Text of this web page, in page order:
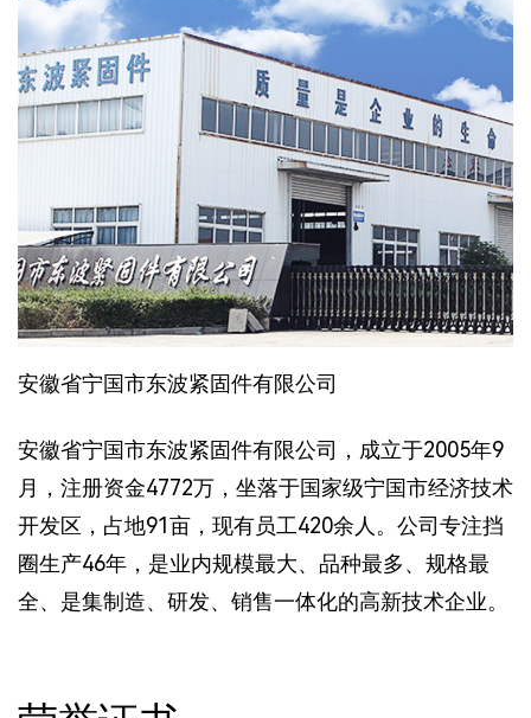
安徽省宁国市东波紧固件有限公司
安徽省宁国市东波紧固件有限公司，成立于2005年9
月，注册资金4772万，坐落于国家级宁国市经济技术
开发区，占地91亩，现有员工420余人。公司专注挡
圈生产46年，是业内规模最大、品种最多、规格最
全、是集制造、研发、销售一体化的高新技术企业。